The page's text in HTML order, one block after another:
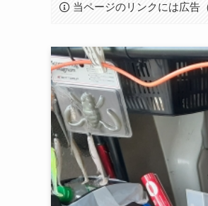
当ページのリンクには広告